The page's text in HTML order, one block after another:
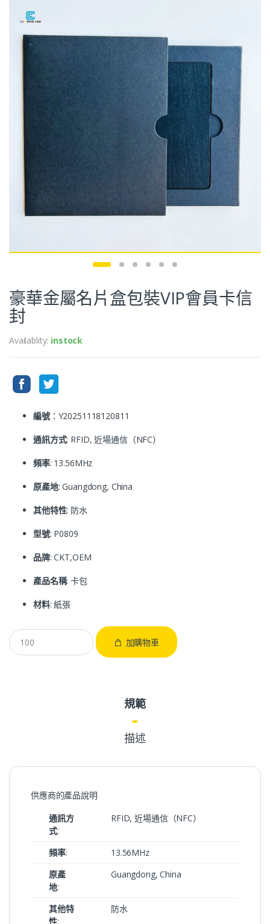
豪華金屬名片盒包裝VIP會員卡信
封
Availablity: instock
編號：Y20251118120811
通訊方式: RFID, 近場通信（NFC）
頻率: 13.56MHz
原產地: Guangdong, China
其他特性: 防水
型號: P0809
品牌: CKT,OEM
產品名稱: 卡包
材料: 紙張
加購物車
規範
描述
供應商的產品說明
通訊方
式:
RFID, 近場通信（NFC）
頻率:
13.56MHz
原產
地:
Guangdong, China
其他特
性:
防水